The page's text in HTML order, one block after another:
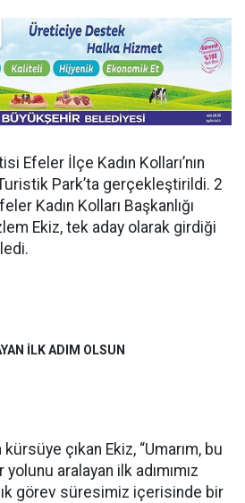
Efeler İlçe Kadın Kolları’nın
Park’ta gerçekleştirildi. 2
Kadın Kolları Başkanlığı
Ekiz, tek aday olarak girdiği
İLK ADIM OLSUN
çıkan Ekiz, “Umarım, bu
aralayan ilk adımımız
görev süresimiz içerisinde bir